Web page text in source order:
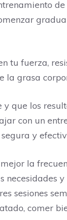
tu fuerza,
la grasa
que los
con un
y
la
sesiones
comer